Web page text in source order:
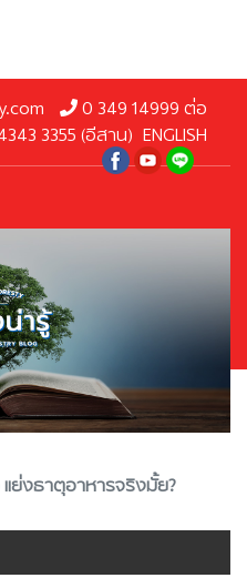
0 349 14999 ต่อ
3355 (อีสาน) ENGLISH
ย่งธาตุอาหารจริงมั้ย?